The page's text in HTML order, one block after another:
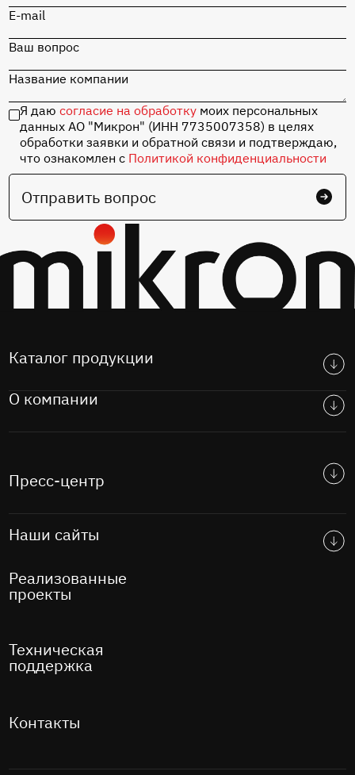
E-mail
Ваш вопрос
Название компании
Я даюсогласие на обработку моих персональных
данных АО "Микрон" (ИНН 7735007358) в целях
обработки заявки и обратной связи и подтверждаю,
что ознакомлен с Политикой конфиденциальности
Отправить вопрос
Каталог продукции
О компании
Пресс-центр
Наши сайты
Реализованные
проекты
Техническая
поддержка
Контакты